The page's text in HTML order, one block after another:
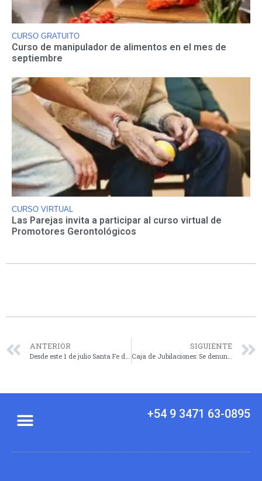
CURSO GRATUITO
Curso de manipulador de alimentos en el mes de
septiembre
CURSO VIRTUAL
Las Parejas invita a participar al curso virtual de
Promotores Gerontológicos
ANTERIOR SIGUIENTE
+54 9 3471 63-0895